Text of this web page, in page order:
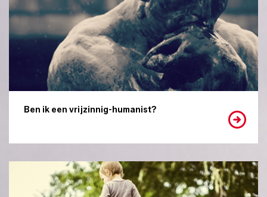
Ben ik een vrijzinnig-humanist?